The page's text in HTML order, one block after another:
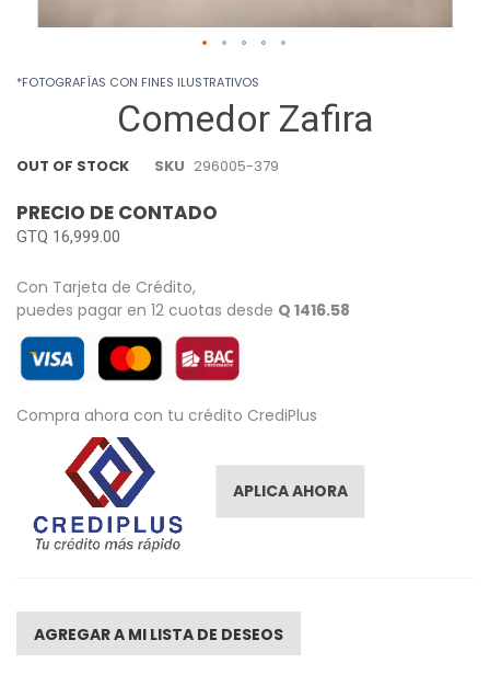
Comedor Zafira
OUT OF STOCK SKU 296005-379
PRECIO DE CONTADO
GTQ 16,999.00
Con Tarjeta de Crédito,
puedes pagar en 12 cuotas desde Q 1416.58
Compra ahora con tu crédito CrediPlus
APLICA AHORA
AGREGAR A MI LISTA DE DESEOS
to
the
gallery
*FOTOGRAFÍAS CON FINES ILUSTRATIVOS